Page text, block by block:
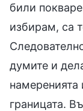
били
избирам, са
думите и
намеренията
границата.